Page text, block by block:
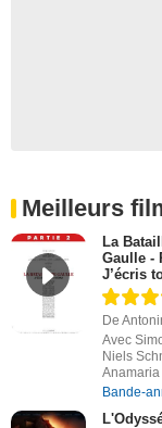
Meilleurs
La
Gaulle -
J’écris
De
Avec
Niels
Anamaria
Bande-